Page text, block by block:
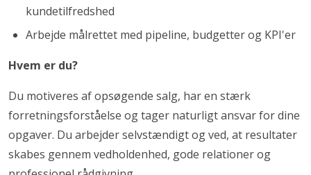
kundetilfredshed
Arbejde målrettet med pipeline, budgetter og KPI'er
Hvem er du?
Du motiveres af opsøgende salg, har en stærk
forretningsforståelse og tager naturligt ansvar for dine
opgaver. Du arbejder selvstændigt og ved, at resultater
skabes gennem vedholdenhed, gode relationer og